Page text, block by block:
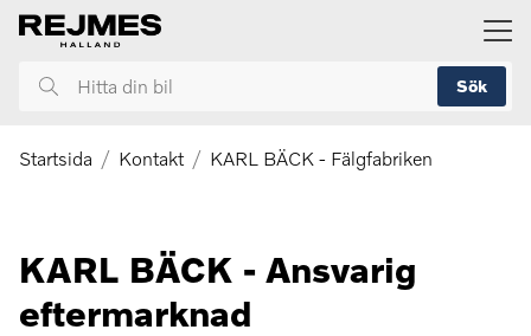
huvudinnehållet
Hitta
bil
Sök
Startsida Kontakt KARL BÄCK - Fälgfabriken
KARL BÄCK - Ansvarig
eftermarknad